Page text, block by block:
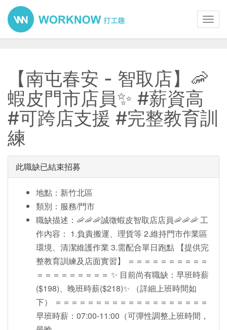
【南屯春安 - 智取店】🦐
蝦皮門市店員✨ #薪資高
#可跨店支援 #完整教育訓
練
此職缺已結束招募
地點：新竹北區
類別：服務/門市
職缺描述：🦐🦐🦐誠徵蝦皮智取店店員🦐🦐🦐 工
作內容： 1.負責搬運、理貨等 2.維持門市作業區
環境、清潔維護作業 3.需配合單日跑點 【提供完
整教育訓練及店面實習】 ＝＝＝＝＝＝＝＝＝＝
＝＝＝＝＝＝＝＝＝ ✨ 目前尚有職缺：早班時薪
($198)、晚班時薪($218)✨ （詳細上班時間如
下） ＝＝＝＝＝＝＝＝＝＝＝＝＝＝＝＝＝＝＝
早班時薪：07:00-11:00（可彈性調整上班時間，